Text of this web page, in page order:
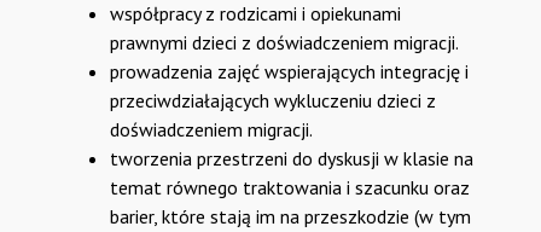
współpracy z rodzicami i opiekunami
prawnymi dzieci z doświadczeniem migracji.
prowadzenia zajęć wspierających integrację i
przeciwdziałających wykluczeniu dzieci z
doświadczeniem migracji.
tworzenia przestrzeni do dyskusji w klasie na
temat równego traktowania i szacunku oraz
barier, które stają im na przeszkodzie (w tym